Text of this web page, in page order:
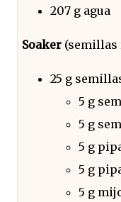
207 g agua
Soaker(semillas
25 g
5 g
5 g
5 g
5 g
5 g